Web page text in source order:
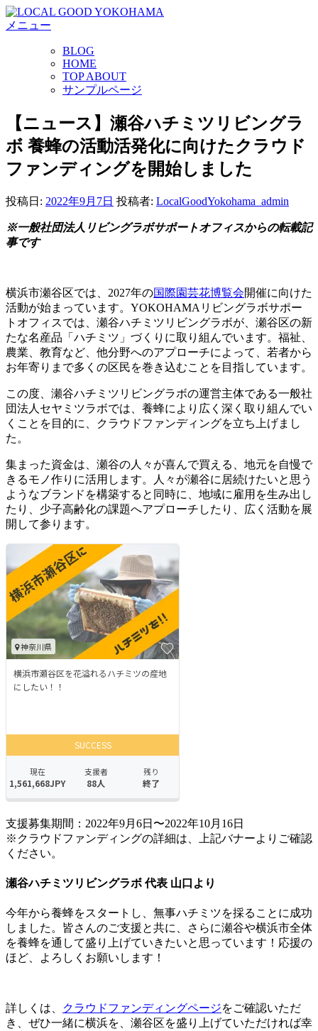
コ
ン
プ
メニュー
BLOG
HOME
TOP ABOUT
サンプルページ
【ニュース】瀬谷ハチミツリビングラ
ボ 養蜂の活動活発化に向けたクラウド
ファンディングを開始しました
投稿日: 2022年9月7日 投稿者: LocalGoodYokohama_admin
※一般社団法人リビングラボサポートオフィスからの転載記
事です
横浜市瀬谷区では、2027年の国際園芸花博覧会開催に向けた
活動が始まっています。YOKOHAMAリビングラボサポー
トオフィスでは、瀬谷ハチミツリビングラボが、瀬谷区の新
たな名産品「ハチミツ」づくりに取り組んでいます。福祉、
農業、教育など、他分野へのアプローチによって、若者から
お年寄りまで多くの区民を巻き込むことを目指しています。
この度、瀬谷ハチミツリビングラボの運営主体である一般社
団法人セヤミツラボでは、養蜂により広く深く取り組んでい
くことを目的に、クラウドファンディングを立ち上げまし
た。
集まった資金は、瀬谷の人々が喜んで買える、地元を自慢で
きるモノ作りに活用します。人々が瀬谷に居続けたいと思う
ようなブランドを構築すると同時に、地域に雇用を生み出し
たり、少子高齢化の課題へアプローチしたり、広く活動を展
開して参ります。
支援募集期間：2022年9月6日〜2022年10月16日
※クラウドファンディングの詳細は、上記バナーよりご確認
ください。
瀬谷ハチミツリビングラボ 代表 山口より
今年から養蜂をスタートし、無事ハチミツを採ることに成功
しました。皆さんのご支援と共に、さらに瀬谷や横浜市全体
を養蜂を通して盛り上げていきたいと思っています！応援の
ほど、よろしくお願いします！
詳しくは、 クラウドファンディングページをご確認いただ
き、ぜひ一緒に横浜を、瀬谷区を盛り上げていただければ幸